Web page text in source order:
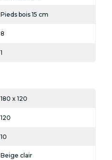
Pieds bois 15 cm
8
1
180 x 120
120
10
Beige clair